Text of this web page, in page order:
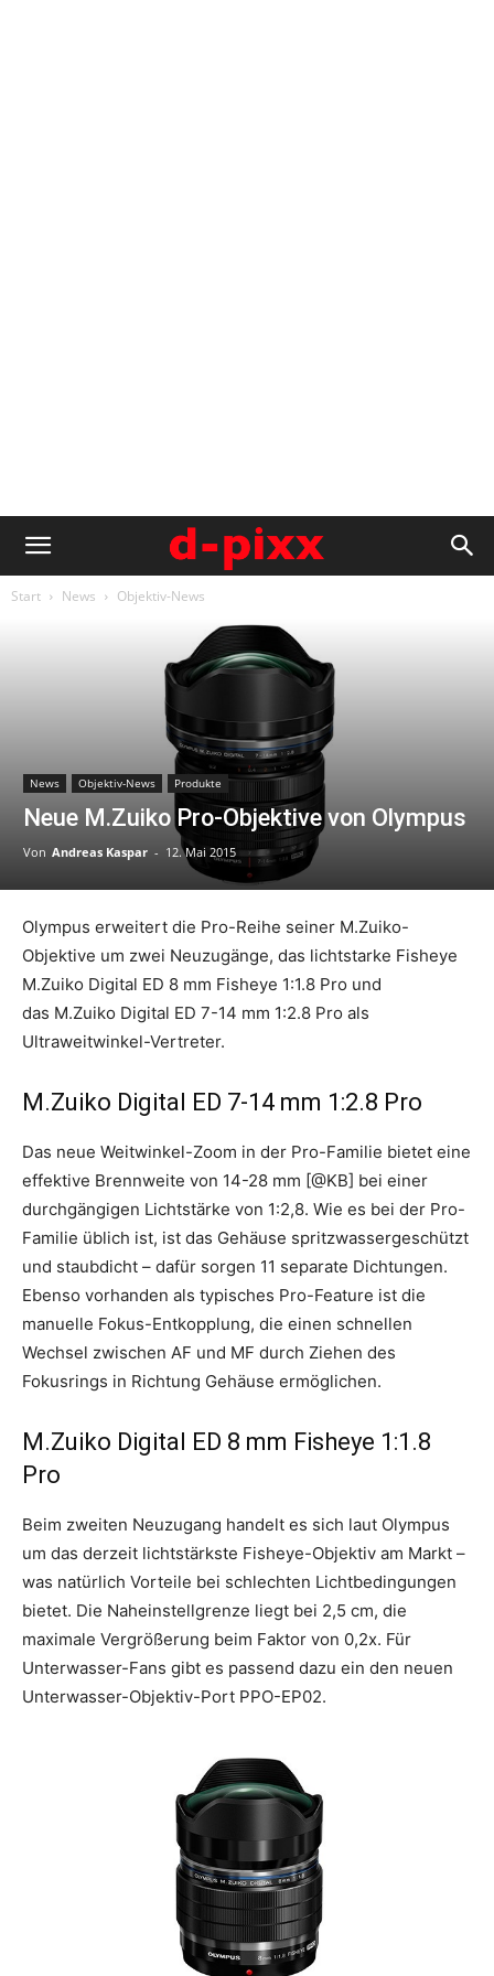
Start News Objektiv-News
News Objektiv-News Produkte
Neue M.Zuiko Pro-Objektive von Olympus
Von Andreas Kaspar - 12. Mai 2015
Olympus erweitert die Pro-Reihe seiner M.Zuiko-
Objektive um zwei Neuzugänge, das lichtstarke Fisheye
M.Zuiko Digital ED 8 mm Fisheye 1:1.8 Pro und
das M.Zuiko Digital ED 7-14 mm 1:2.8 Pro als
Ultraweitwinkel-Vertreter.
M.Zuiko Digital ED 7-14 mm 1:2.8 Pro
Das neue Weitwinkel-Zoom in der Pro-Familie bietet eine
effektive Brennweite von 14-28 mm [@KB] bei einer
durchgängigen Lichtstärke von 1:2,8. Wie es bei der Pro-
Familie üblich ist, ist das Gehäuse spritzwassergeschützt
und staubdicht – dafür sorgen 11 separate Dichtungen.
Ebenso vorhanden als typisches Pro-Feature ist die
manuelle Fokus-Entkopplung, die einen schnellen
Wechsel zwischen AF und MF durch Ziehen des
Fokusrings in Richtung Gehäuse ermöglichen.
M.Zuiko Digital ED 8 mm Fisheye 1:1.8
Pro
Beim zweiten Neuzugang handelt es sich laut Olympus
um das derzeit lichtstärkste Fisheye-Objektiv am Markt –
was natürlich Vorteile bei schlechten Lichtbedingungen
bietet. Die Naheinstellgrenze liegt bei 2,5 cm, die
maximale Vergrößerung beim Faktor von 0,2x. Für
Unterwasser-Fans gibt es passend dazu ein den neuen
Unterwasser-Objektiv-Port PPO-EP02.